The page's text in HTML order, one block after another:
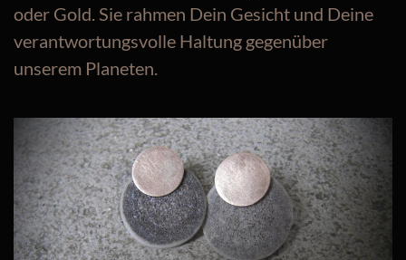
oder Gold. Sie rahmen Dein Gesicht und Deine
verantwortungsvolle Haltung gegenüber
unserem Planeten.